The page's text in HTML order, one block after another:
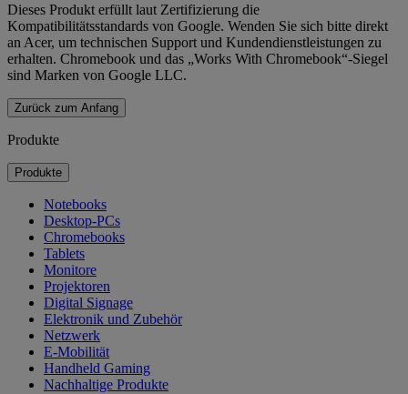
Dieses Produkt erfüllt laut Zertifizierung die
Kompatibilitätsstandards von Google. Wenden Sie sich bitte direkt
an Acer, um technischen Support und Kundendienstleistungen zu
erhalten. Chromebook und das „Works With Chromebook“-Siegel
sind Marken von Google LLC.
Zurück zum Anfang
Produkte
Produkte
Notebooks
Desktop-PCs
Chromebooks
Tablets
Monitore
Projektoren
Digital Signage
Elektronik und Zubehör
Netzwerk
E-Mobilität
Handheld Gaming
Nachhaltige Produkte